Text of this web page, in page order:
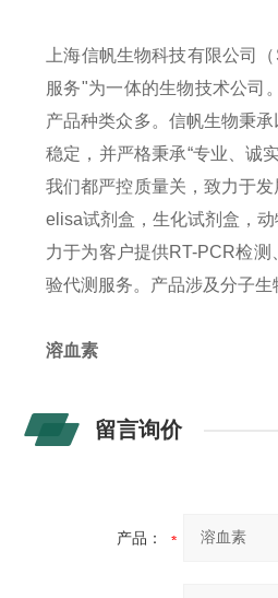
上海信帆生物科技有限公司
服务"为一体的生物技术公司
产品种类众多。信帆生物秉
稳定，并严格秉承“专业、诚
我们都严控质量关，致力于
elisa试剂盒，生化试剂盒，
力于为客户提供RT-PCR检
验代测服务。产品涉及分子生
溶血素
留言询价
产品：